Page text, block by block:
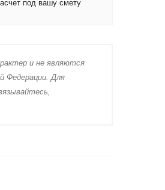
под вашу смету
и не являютcя
Федерации. Для